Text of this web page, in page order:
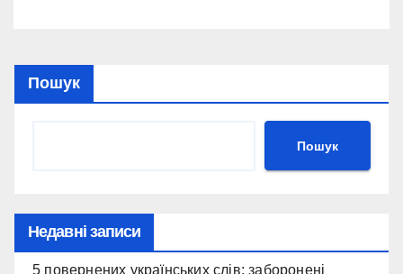
Пошук
Пошук
Недавні записи
5 повернених українських слів: заборонені